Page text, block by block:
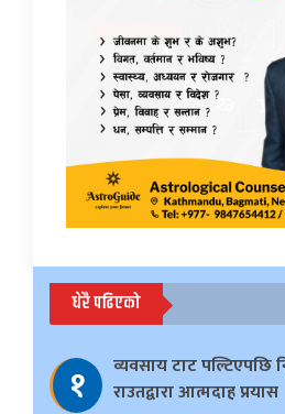
धेरै पढिएको
१
व्यवसाय टाट पल्टिएपछि
राउतद्वारा आत्मदाह प्रयास